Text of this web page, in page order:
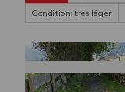
Condition: très léger